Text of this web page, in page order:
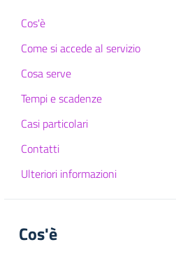
Cos'è
Come si accede al servizio
Cosa serve
Tempi e scadenze
Casi particolari
Contatti
Ulteriori informazioni
Cos'è